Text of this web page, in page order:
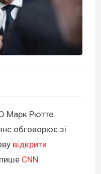
Марк Рютте
обговорює зі
відкрити
CNN.